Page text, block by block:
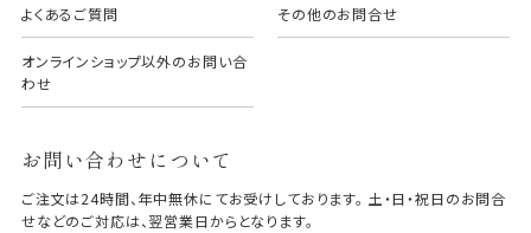
よくあるご質問 その他のお問合せ
オンラインショップ以外のお問い合
わせ
お問い合わせについて
ご注文は24時間、年中無休にてお受けしております。 土・日・祝日のお問合
せなどのご対応は、翌営業日からとなります。